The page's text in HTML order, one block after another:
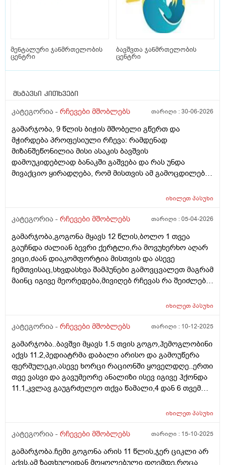
მენტალური ჯანმრთელობის
ცენტრი
ბავშვთა ჯანმრთელობის
ცენტრი
მსგავსი კითხვები
კატეგორია - რჩევები მშობლებს თარიღი :30-06-2026
გამარჯობა, 9 წლის ბიჭის მშობელი გწერთ და
მჭირდება პროფესიული რჩევა: რამდენად
მიზანშეწონილია მისი ასაკის ბავშვის
დამოუკიდებლად ბანაკში გაშვება და რას უნდა
მივაქციო ყირადღება, რომ მისთვის ამ გამოცდილებამ
თუმცა ცოტა ეშინია, რომ მშობლების გარეშე,
გარეშე არსად ყოფილა და ამიტომ ძალიან მიჭირს
მადლობა გამოხმაურებისთვის. პ.ს. ბავშვი არ აქვს
კომუნიკაციის პრობლემა, თუმცა ცოტა მორიდებულია
და არ არის დამოუკიდებლობას მიჩვეული.
იხილეთპასუხი
კატეგორია - რჩევები მშობლებს თარიღი :05-04-2026
გამარჯობა,გოგონა მყავს 12 წლის,ბოლო 1 თვეა
გაუჩნდა ძალიან ბევრი ქერტლი,რა მოვუხერხო აღარ
ვიცი,ძაან დიაკომფორტია მისთვის და ასევე
ჩემთვისაც,სხვდასხვა შამპუნები გამოვცვალეთ მაგრამ
მაინც იგივე მეორედება,მივიღებ რჩევას რა შეიძლება
იხილეთპასუხი
კატეგორია - რჩევები მშობლებს თარიღი : 10-12-2025
გამარჯობა..ბავშვი მყავს 1.5 თვის გოგო,ჰემოგლობინი
აქვს 11.2,პედიატრმა დაბალი არისო და გამოუწერა
ფერმულეკი,ასევე ხორცი რაციონში ყოველდღე..ერთი
თვე ვასვი და გავუმეორე ანალიზი ისევ იგივე ჰქონდა
11.1,კვლავ გაუგრძელეო თქვა წამალი,4 დან 6 თვემდე
ხან. სვავს ხან არა,..მართლა დაბალია 11.1იხილეთპასუხი
კატეგორია - რჩევები მშობლებს თარიღი : 15-10-2025
გამარჯობა.ჩემი გოგონა არის 11 წლის,ჯერ ციკლი არ
აქვს,ამ ზაფხულიდან მოყოლებული დღემდე,როცა